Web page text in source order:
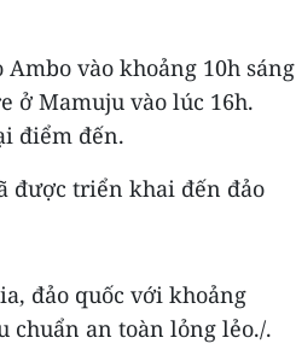
vào khoảng 10h sáng
ở Mamuju vào lúc 16h.
điểm đến.
được triển khai đến đảo
đảo quốc với khoảng
chuẩn an toàn lỏng lẻo./.